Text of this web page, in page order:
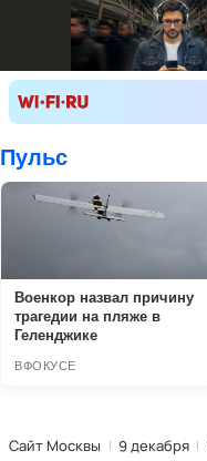
Сайт Москвы 9 декабря